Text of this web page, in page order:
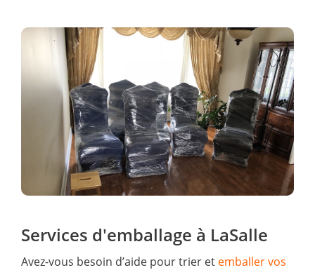
Services d'emballage à LaSalle
Avez-vous besoin d’aide pour trier et emballer vos